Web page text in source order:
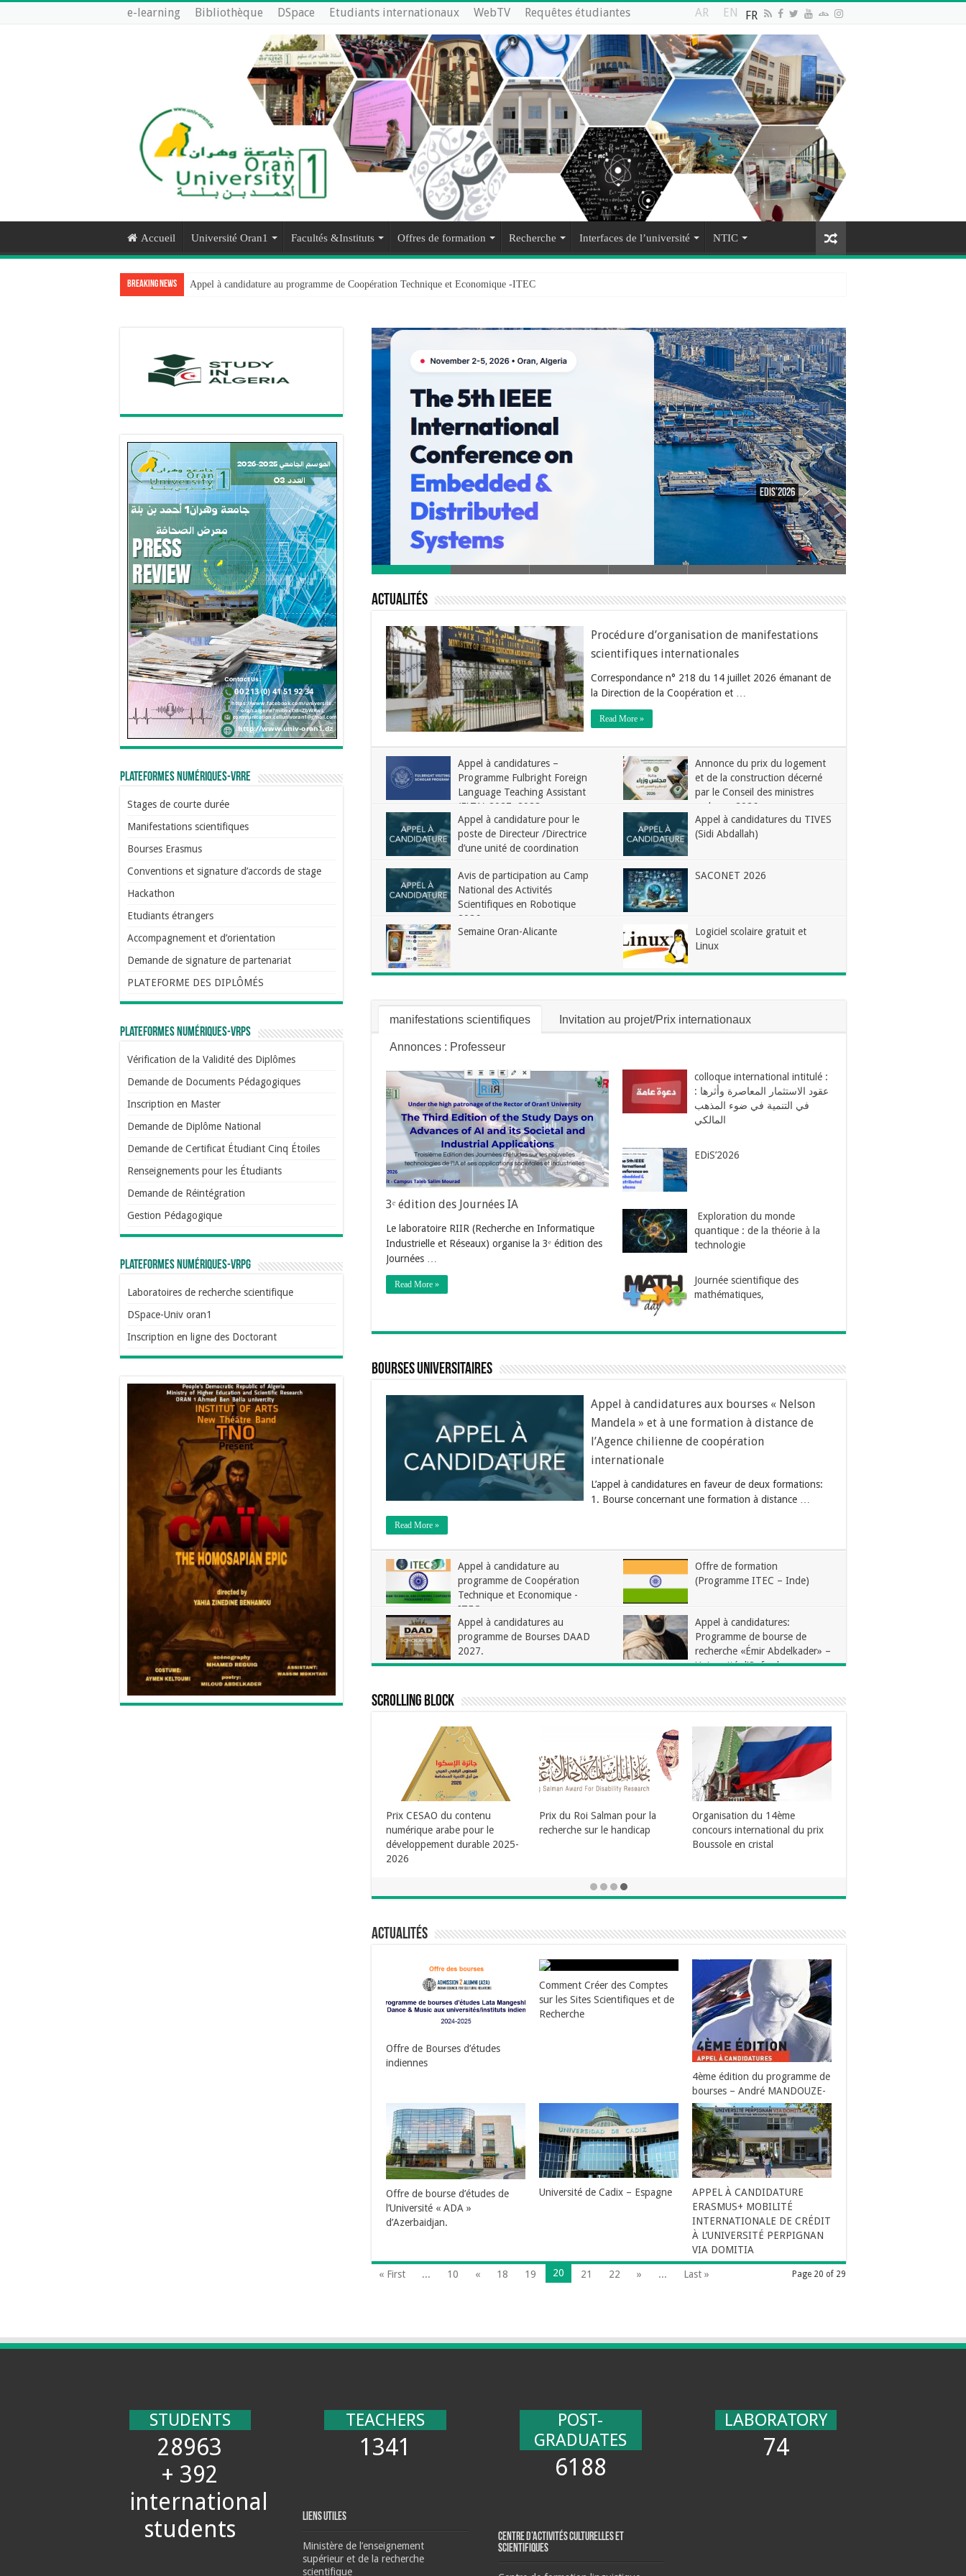
e-learning Bibliothèque DSpace Etudiants internationaux WebTV Requêtes étudiantes AR EN FR
Accueil Université Oran1 Facultés &Instituts Offres de formation Recherche Interfaces de l’université NTIC
Breaking News Appel à candidature au programme de Coopération Technique et Economique -ITEC
EDiS’2026
Actualités
Procédure d’organisation de manifestations
scientifiques internationales
Correspondance n° 218 du 14 juillet 2026 émanant de
la Direction de la Coopération et …
Read More »
Appel à candidatures –
Programme Fulbright Foreign
Language Teaching Assistant
(FLTA) 2027–2028
Annonce du prix du logement
et de la construction décerné
par le Conseil des ministres
arabes – 2026
Appel à candidature pour le
poste de Directeur /Directrice
d’une unité de coordination
Appel à candidatures du TIVES
(Sidi Abdallah)
Avis de participation au Camp
National des Activités
Scientifiques en Robotique
2026
SACONET 2026
Semaine Oran-Alicante
Logiciel scolaire gratuit et
Linux
manifestations scientifiques Invitation au projet/Prix internationaux
Annonces : Professeur
3ᵉ édition des Journées IA
Le laboratoire RIIR (Recherche en Informatique
Industrielle et Réseaux) organise la 3ᵉ édition des
Journées …
Read More »
colloque international intitulé :
: عقود الاستثمار المعاصرة وأثرها
في التنمية في ضوء المذهب
المالكي
EDiS’2026
Exploration du monde
quantique : de la théorie à la
technologie
Journée scientifique des
mathématiques,
bourses universitaires
Appel à candidatures aux bourses « Nelson
Mandela » et à une formation à distance de
l’Agence chilienne de coopération
internationale
L’appel à candidatures en faveur de deux formations:
1. Bourse concernant une formation à distance …
Read More »
Appel à candidature au
programme de Coopération
Technique et Economique -
ITEC
Offre de formation
(Programme ITEC – Inde)
Appel à candidatures au
programme de Bourses DAAD
2027.
Appel à candidatures:
Programme de bourse de
recherche «Émir Abdelkader» –
Université d’Oxford
Scrolling Block
Annonce du prix du logement
et de la construction décerné
par le Conseil des ministres
arabes – 2026
Skodowska Curie (MSCA)
Annonce de Concours
International en Recherche
Actualités
Offre de Bourses d’études
indiennes
Comment Créer des Comptes
sur les Sites Scientifiques et de
Recherche
4ème édition du programme de
bourses – André MANDOUZE-
Offre de bourse d’études de
l’Université « ADA »
d’Azerbaidjan.
Université de Cadix – Espagne
APPEL À CANDIDATURE
ERASMUS+ MOBILITÉ
INTERNATIONALE DE CRÉDIT
À L’UNIVERSITÉ PERPIGNAN
VIA DOMITIA
Page 20 of 29
« First ... 10 « 18 19 20 21 22 » ... Last »
Plateformes numériques-VRRE
Stages de courte durée
Manifestations scientifiques
Bourses Erasmus
Conventions et signature d’accords de stage
Hackathon
Etudiants étrangers
Accompagnement et d’orientation
Demande de signature de partenariat
PLATEFORME DES DIPLÔMÉS
Plateformes numériques-VRPS
Vérification de la Validité des Diplômes
Demande de Documents Pédagogiques
Inscription en Master
Demande de Diplôme National
Demande de Certificat Étudiant Cinq Étoiles
Renseignements pour les Étudiants
Demande de Réintégration
Gestion Pédagogique
Plateformes numériques-VRPG
Laboratoires de recherche scientifique
DSpace-Univ oran1
Inscription en ligne des Doctorant
STUDENTS
28963
+ 392
international
students
TEACHERS
1341
Liens Utiles
Ministère de l’enseignement
supérieur et de la recherche
scientifique
POST-
GRADUATES
6188
Centre d’activités culturelles et
scientifiques
LABORATORY
74